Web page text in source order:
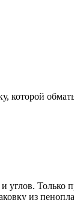
Только
из